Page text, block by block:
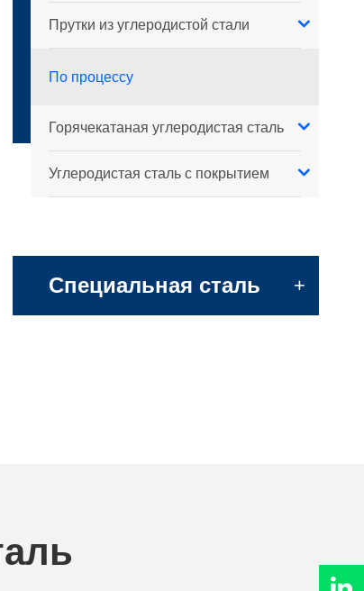
Прутки из углеродистой стали
По процессу
Горячекатаная углеродистая сталь
Углеродистая сталь с покрытием
Специальная сталь +